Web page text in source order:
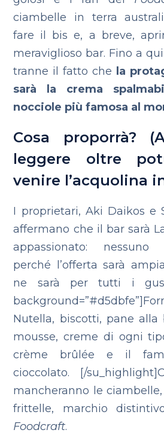
ciambelle in terra
fare il bis e, a breve,
meraviglioso bar. Fino a
tranne il fatto che
la
sarà la crema
nocciole più famosa al
Cosa proporrà?
leggere oltre
venire l’acquolina
I proprietari, Aki Daikos e
affermano che il bar sarà
appassionato:
perché l’offerta sarà
ne sarà per tutti i
Nutella, biscotti, pane alla
mousse, creme di ogni
crème brûlée e il
cioccolato. [/
mancheranno le
frittelle, marchio
Foodcraft.